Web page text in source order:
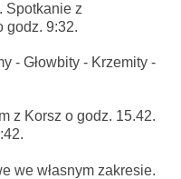
Spotkanie z
godz. 9:32.
- Głowbity - Krzemity -
z Korsz o godz. 15.42.
we własnym zakresie.